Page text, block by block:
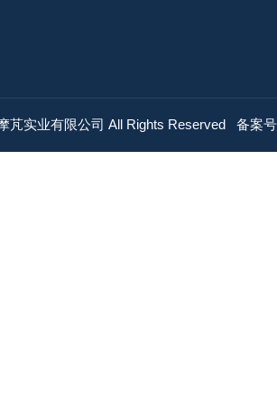
芃实业有限公司 All Rights Reserved 备案